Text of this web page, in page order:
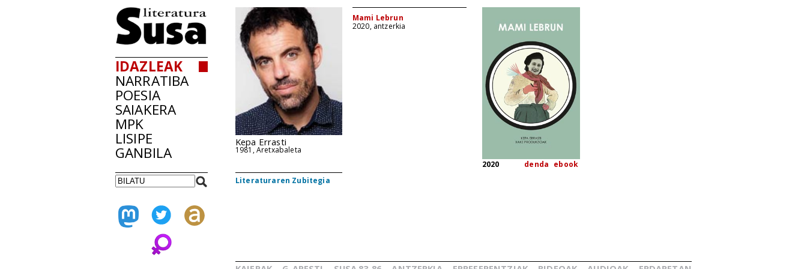
IDAZLEAK
NARRATIBA
POESIA
SAIAKERA
MPK
LISIPE
GANBILA
Kepa Errasti
1981, Aretxabaleta
Literaturaren Zubitegia
Mami Lebrun
2020, antzerkia
denda ebook
2020